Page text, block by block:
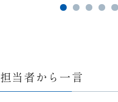
担当者から一言